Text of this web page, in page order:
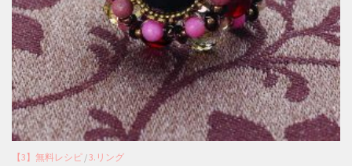
【3】無料レシピ /3.リング